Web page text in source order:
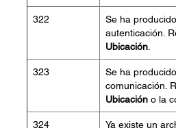
322
Se ha
autenticación.
Ubicación
323
Se ha
comunicación.
Ubicación o la
324
Ya existe un